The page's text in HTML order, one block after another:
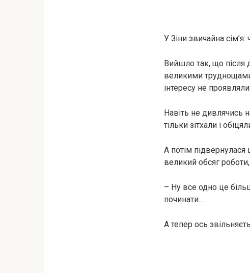
У Зіни звичайна
Вийшло так, що після
великими
інтересу не проявляли.
Навіть не дивлячись
тільки зітхали і
А потім
великий обсяг
– Ну все одно це
починати…
А тепер ось